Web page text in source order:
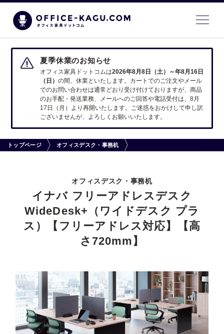
夏季休業のお知らせ
オフィス家具ドットコムは2026年8月8日（土）～年8月16日
（日）の間、休業といたします。カートでのご注文やメール
でのお問い合わせは通常どおり受け付けておりますが、商品
のお手配・発送業務、メールへのご回答や電話受付は、8月
17日（月）より再開いたします。ご迷惑をおかけして申し訳
ございませんが、よろしくお願いいたします。
トップページ オフィスデスク・事務机
オフィスデスク・事務机
イナバ フリーアドレスデスク
WideDesk+（ワイドデスク プラ
ス）【フリーアドレス対応】【高
さ720mm】